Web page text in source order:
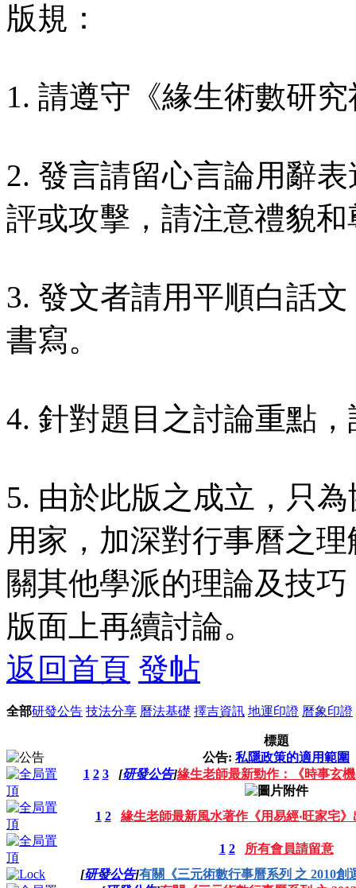
版規：
1. 請遵守《緣生術數研
2. 發言請留心言論用辭
評或攻擊，請注意禮貌和
3. 發文者請用平順白話
書寫。
4. 針對題目之討論重點
5. 由於此版之成立，只
用家，加深對行事曆之
關其他學派的理論及技
版面上再續討論。
返回首頁 發帖
全部研發公告 技法分享 曆法基礎 擇吉資訊 地運印證 曆象印證
標題
公告: 私隱政策的適用範圍
1 2 3 [研發公告]緣生老師最新勁作：《時事玄
1 2 緣生老師最新風水著作《用易經‧旺家宅》
1 2
所有會員請留意
[研發公告]有關《三元術數行事曆系列 之 2010創